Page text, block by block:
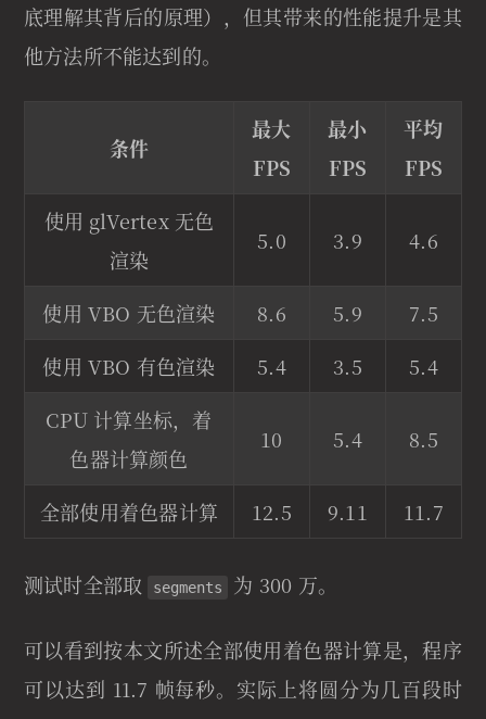
底理解其背后的原理），但其带来的性能提升是其
他方法所不能达到的。
条件
最大
FPS
最小
FPS
平均
FPS
使用 glVertex 无色
渲染
5.0 3.9 4.6
使用 VBO 无色渲染 8.6 5.9
7.5
使用 VBO 有色渲染
5.4 3.5
5.4
CPU 计算坐标，着
色器计算颜色
10 5.4 8.5
全部使用着色器计算 12.5 9.11 11.7
测试时全部取 segments 为 300 万。
可以看到按本文所述全部使用着色器计算是，程序
可以达到 11.7 帧每秒。实际上将圆分为几百段时